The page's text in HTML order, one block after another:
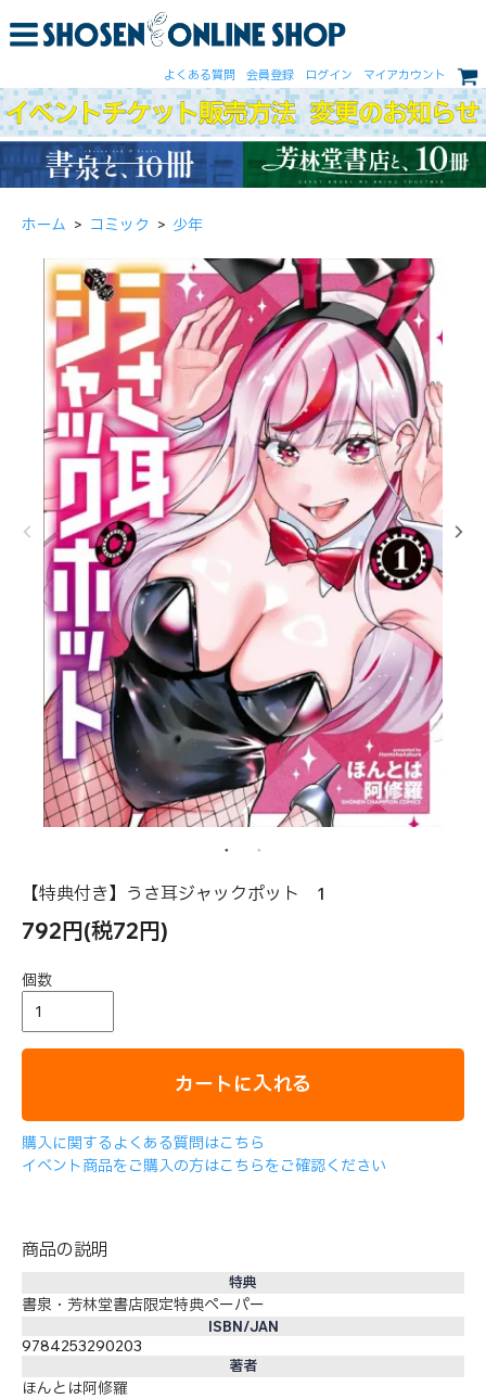
よくある質問 会員登録 ログイン マイアカウント
ホーム > コミック > 少年
【特典付き】うさ耳ジャックポット 1
792円(税72円)
個数
カートに入れる
購入に関するよくある質問はこちら
イベント商品をご購入の方はこちらをご確認ください
商品の説明
特典
書泉・芳林堂書店限定特典ペーパー
ISBN/JAN
9784253290203
著者
ほんとは阿修羅